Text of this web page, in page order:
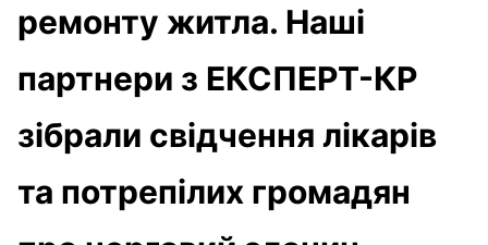
ремонту житла. Наші
партнери з ЕКСПЕРТ-КР
зібрали свідчення лікарів
та потрепілих громадян